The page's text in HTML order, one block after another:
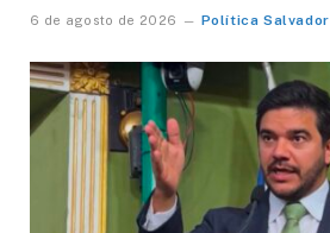
6 de agosto de 2026 Política Salvador